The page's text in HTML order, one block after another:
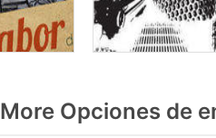
Opciones de